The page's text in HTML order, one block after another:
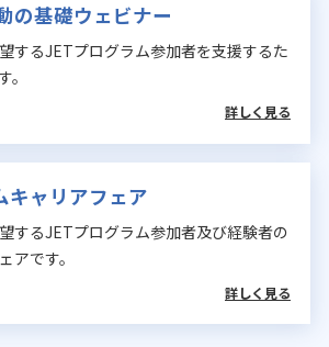
の基礎ウェビナー
するJETプログラム参加者を支援するた
詳しく見る
キャリアフェア
するJETプログラム参加者及び経験者の
アです。
詳しく見る